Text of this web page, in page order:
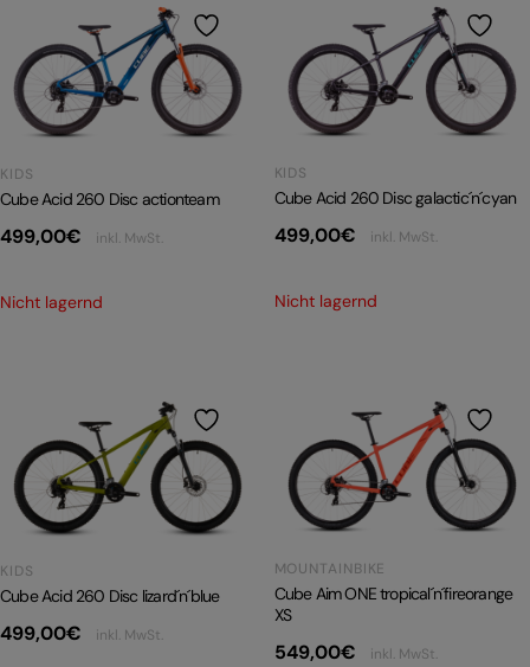
Alle entdecken
E-BIKE TOUR
PRODUKTRÜCKRUFE
KIDS
Cube Acid 260 Disc actionteam
499,00€ inkl. MwSt.
Nicht lagernd
KIDS
Cube Acid 260 Disc galactic´n´cyan
499,00€ inkl. MwSt.
Nicht lagernd
KIDS
Cube Acid 260 Disc lizard´n´blue
499,00€ inkl. MwSt.
MOUNTAINBIKE
Cube Aim ONE tropical´n´fireorange
XS
549,00€ inkl. MwSt.